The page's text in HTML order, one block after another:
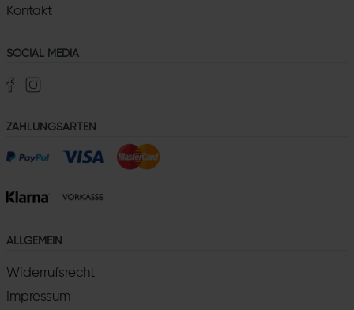
Kontakt
SOCIAL MEDIA
ZAHLUNGSARTEN
ALLGEMEIN
Widerrufsrecht
Impressum